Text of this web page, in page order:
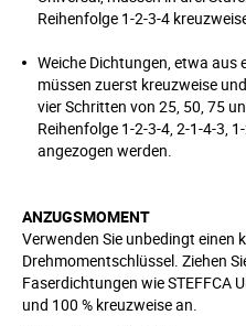
Reihenfolge 1-2-3-4
Weiche Dichtungen, etwa aus
müssen zuerst kreuzweise
vier Schritten von 25, 50, 75
Reihenfolge 1-2-3-4, 2-1-4-3,
angezogen werden.
ANZUGSMOMENT
Verwenden Sie unbedingt einen
Drehmomentschlüssel. Ziehen
Faserdichtungen wie STEFFCA
und 100 % kreuzweise an.